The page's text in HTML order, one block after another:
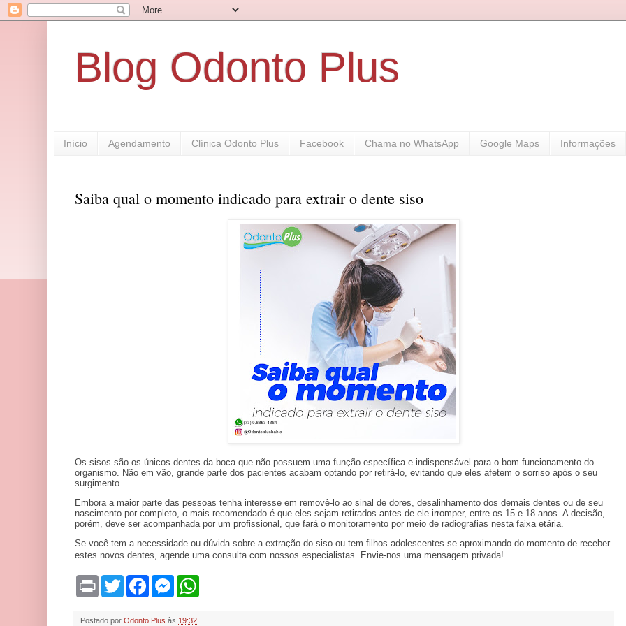
Blog Odonto Plus
Início Agendamento Clínica Odonto Plus Facebook Chama no WhatsApp Google Maps Informações
Saiba qual o momento indicado para extrair o dente siso
Os sisos são os únicos dentes da boca que não possuem uma função específica e indispensável para o bom funcionamento do
organismo. Não em vão, grande parte dos pacientes acabam optando por retirá-lo, evitando que eles afetem o sorriso após o seu
surgimento.
Embora a maior parte das pessoas tenha interesse em removê-lo ao sinal de dores, desalinhamento dos demais dentes ou de seu
nascimento por completo, o mais recomendado é que eles sejam retirados antes de ele irromper, entre os 15 e 18 anos. A decisão,
porém, deve ser acompanhada por um profissional, que fará o monitoramento por meio de radiografias nesta faixa etária.
Se você tem a necessidade ou dúvida sobre a extração do siso ou tem filhos adolescentes se aproximando do momento de receber
estes novos dentes, agende uma consulta com nossos especialistas. Envie-nos uma mensagem privada!
w
M
Postado por Odonto Plus às 19:32